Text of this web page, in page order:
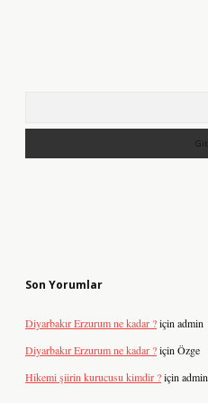
Son Yorumlar
Diyarbakır Erzurum ne kadar ?için admin
Diyarbakır Erzurum ne kadar ?için Özge
Hikemi şiirin kurucusu kimdir ?için admin